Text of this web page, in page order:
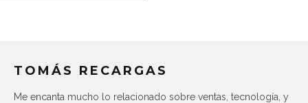
TOMÁS RECARGAS
Me encanta mucho lo relacionado sobre ventas, tecnología, y